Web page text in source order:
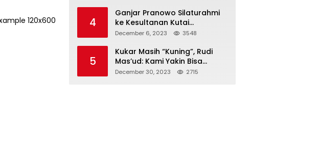
4
Ganjar Pranowo Silaturahmi
ke Kesultanan Kutai
Kartanegara
December 6, 2023 3548
5
Kukar Masih “Kuning”, Rudi
Mas’ud: Kami Yakin Bisa
Menang di Pemilu 2024
December 30, 2023 2715